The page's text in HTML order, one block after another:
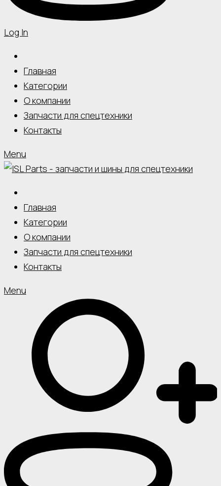
Log In
Главная
Категории
О компании
Запчасти для спецтехники
Контакты
Menu
Главная
Категории
О компании
Запчасти для спецтехники
Контакты
Menu